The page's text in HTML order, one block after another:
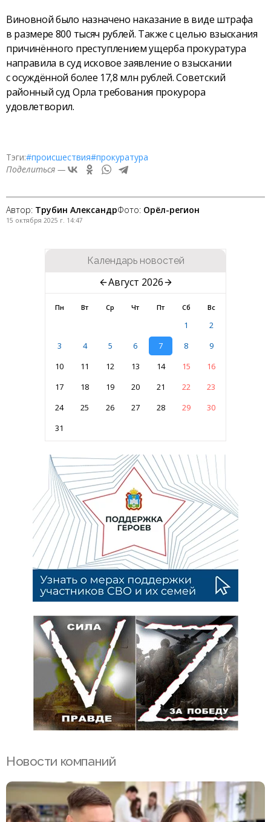
Виновной было назначено наказание в виде штрафа
в размере 800 тысяч рублей. Также с целью взыскания
причинённого преступлением ущерба прокуратура
направила в суд исковое заявление о взыскании
с осуждённой более 17,8 млн рублей. Советский
районный суд Орла требования прокурора
удовлетворил.
Тэги:#происшествия#прокуратура
Поделиться —
Автор: Трубин АлександрФото: Орёл-регион
15 октября 2025 г. 14:47
Календарь новостей
Август 2026
Пн Вт Ср Чт Пт Сб Вс
1
2
3
4 5 6 7 8
9
10
11 12 13 14 15
16
17
18 19 20 21 22
23
24
25 26 27 28 29
30
31
Новости компаний